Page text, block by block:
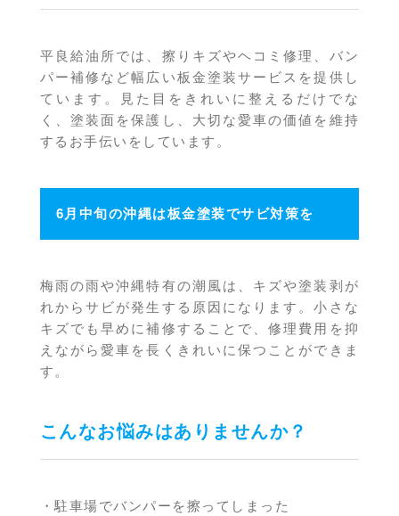
平良給油所では、擦りキズやヘコミ修理、バン
パー補修など幅広い板金塗装サービスを提供し
ています。見た目をきれいに整えるだけでな
く、塗装面を保護し、大切な愛車の価値を維持
するお手伝いをしています。
6月中旬の沖縄は板金塗装でサビ対策を
梅雨の雨や沖縄特有の潮風は、キズや塗装剥が
れからサビが発生する原因になります。小さな
キズでも早めに補修することで、修理費用を抑
えながら愛車を長くきれいに保つことができま
す。
こんなお悩みはありませんか？
・駐車場でバンパーを擦ってしまった